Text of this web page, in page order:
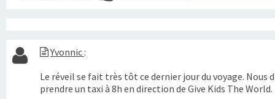
Yvonnic:
Le réveil se fait très tôt ce dernier jour du voyage. Nous
prendre un taxi à 8h en direction de Give Kids The World.